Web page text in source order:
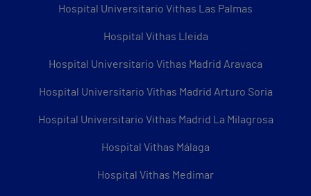
Hospital Universitario Vithas Las Palmas
Hospital Vithas Lleida
Hospital Universitario Vithas Madrid Aravaca
Hospital Universitario Vithas Madrid Arturo Soria
Hospital Universitario Vithas Madrid La Milagrosa
Hospital Vithas Málaga
Hospital Vithas Medimar